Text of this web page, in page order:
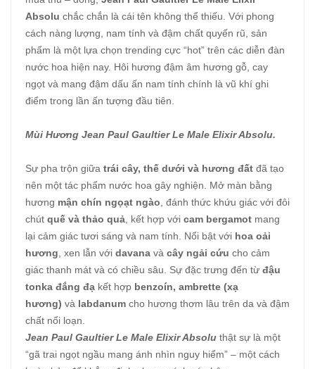
Absolu chắc chắn là cái tên không thể thiếu. Với phong
cách nàng lượng, nam tính và đậm chất quyến rũ, sản
phẩm là một lựa chọn trending cực “hot” trên các diễn đàn
nước hoa hiện nay. Hôi hương đậm âm hương gỗ, cay
ngọt và mang đậm dấu ấn nam tính chính là vũ khí ghi
điểm trong lần ấn tượng đầu tiên.
Mùi Hương Jean Paul Gaultier Le Male Elixir Absolu.
Sự pha trộn giữa trái cây, thế dưới và hương đất đã tạo
nên một tác phẩm nước hoa gây nghiện. Mở màn bằng
hương mận chín ngọạt ngào , đánh thức khứu giác với đôi
chút quế và thảo quả , kết hợp với cam bergamot mang
lại cảm giác tươi sáng và nam tính. Nổi bật với hoa oải
hương , xen lẫn với davana và cây ngải cứu cho cảm
giác thanh mát và có chiều sâu. Sự đặc trưng đến từ đậu
tonka đắng đạ kết hợp benzoín, ambrette (xạ
hương) và labdanum cho hương thơm lâu trên da và đậm
chất nổi loạn.
Jean Paul Gaultier Le Male Elixir Absolu thật sự là một
“gã trai ngọt ngầu mang ánh nhìn nguy hiểm” – một cách